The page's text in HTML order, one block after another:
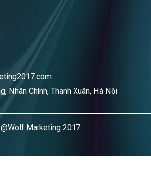
Nhân Chính, Thanh Xuân, Hà Nội
@Wolf Marketing 2017